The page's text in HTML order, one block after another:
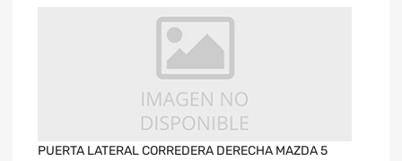
PUERTA LATERAL CORREDERA DERECHA MAZDA 5